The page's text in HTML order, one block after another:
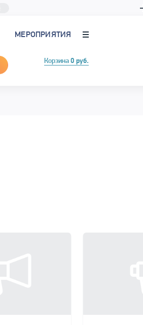
МЕРОПРИЯТИЯ
Корзина 0 руб.